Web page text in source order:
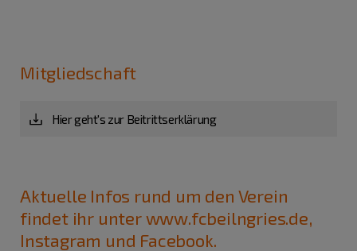
Mitgliedschaft
Hier geht's zur Beitrittserklärung
Aktuelle Infos rund um den Verein
findet ihr unter www.fcbeilngries.de,
Instagram und Facebook.